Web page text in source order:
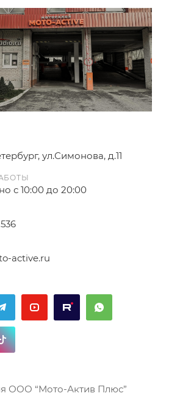
ул.Симонова, д.11
с 10:00 до 20:00
active.ru
ООО “Мото-Актив Плюс”